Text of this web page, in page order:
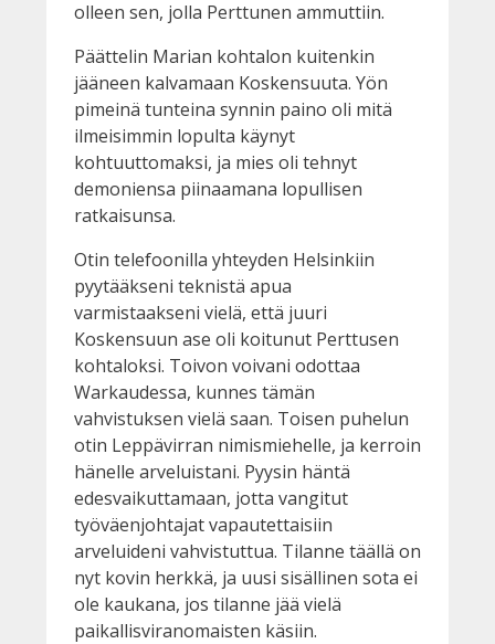
olleen sen, jolla Perttunen ammuttiin.
Päättelin Marian kohtalon kuitenkin
jääneen kalvamaan Koskensuuta. Yön
pimeinä tunteina synnin paino oli mitä
ilmeisimmin lopulta käynyt
kohtuuttomaksi, ja mies oli tehnyt
demoniensa piinaamana lopullisen
ratkaisunsa.
Otin telefoonilla yhteyden Helsinkiin
pyytääkseni teknistä apua
varmistaakseni vielä, että juuri
Koskensuun ase oli koitunut Perttusen
kohtaloksi. Toivon voivani odottaa
Warkaudessa, kunnes tämän
vahvistuksen vielä saan. Toisen puhelun
otin Leppävirran nimismiehelle, ja kerroin
hänelle arveluistani. Pyysin häntä
edesvaikuttamaan, jotta vangitut
työväenjohtajat vapautettaisiin
arveluideni vahvistuttua. Tilanne täällä on
nyt kovin herkkä, ja uusi sisällinen sota ei
ole kaukana, jos tilanne jää vielä
paikallisviranomaisten käsiin.